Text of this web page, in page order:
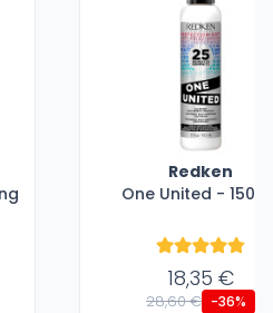
Redken
One United - 150
18,35 €
28,60 € -36%